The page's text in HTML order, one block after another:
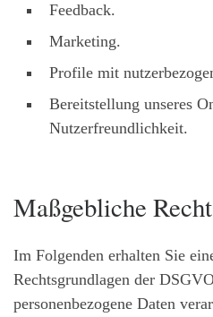
Feedback.
Marketing.
Profile mit
Bereitstellung unseres
Nutzerfreundlichkeit.
Maßgebliche
Im Folgenden erhalten Sie
Rechtsgrundlagen der
personenbezogene Daten